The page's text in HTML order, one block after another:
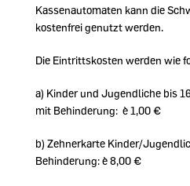
Kassenautomaten kann die
kostenfrei genutzt werden.
Die Eintrittskosten werden wie
a) Kinder und Jugendliche bis
mit Behinderung: è 1,00
b) Zehnerkarte Kinder/
Behinderung: è 8,00